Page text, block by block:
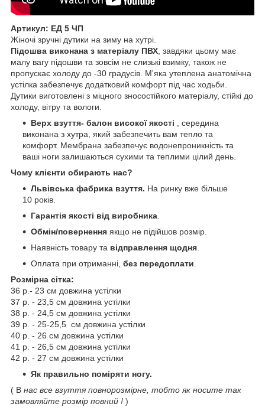
Артикул: ЕД 5 ЧП
Жіночі зручні дутики на зиму на хутрі.
Підошва виконана з матеріалу ПВХ , завдяки цьому має
малу вагу підошви та зовсім не слизькі взимку, також не
пропускає холоду до -30 градусів. М'яка утеплена анатомічна
устілка забезпечує додатковий комфорт під час ходьби.
Дутики виготовлені з міцного зносостійкого матеріалу, стійкі до
холоду, вітру та вологи.
Верх взуття- балон високої якості , середина
виконана з хутра, який забезпечить вам тепло та
комфорт. Мембрана забезпечує водонепроникність та
ваші ноги залишаються сухими та теплими цілий день.
Чому клієнти обирають нас?
Львівська фабрика взуття. На ринку вже більше
10 років.
Гарантія якості від виробника
Обмін/повернення якщо не підійшов розмір.
Наявність товару та відправлення щодня
Оплата при отриманні, без передоплати
Розмірна сітка:
36 р.- 23 см довжина устілки
37 р. - 23,5 см довжина устілки
38 р. - 24,5 см довжина устілки
39 р. - 25-25,5 см довжина устілки
40 р. - 26 см довжина устілки
41 р. - 26,5 см довжина устілки
42 р. - 27 см довжина устілки
Як правильно поміряти ногу.
( В нас все взуття повнорозмірне, тобто як носите так
замовляйте розмір повний ! )